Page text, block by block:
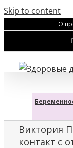
Skip to content
О
Виктория
контакт с